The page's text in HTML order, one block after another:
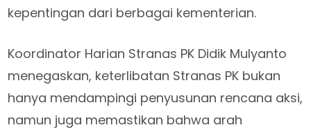
kepentingan dari berbagai kementerian.
Koordinator Harian Stranas PK Didik Mulyanto
menegaskan, keterlibatan Stranas PK bukan
hanya mendampingi penyusunan rencana aksi,
namun juga memastikan bahwa arah